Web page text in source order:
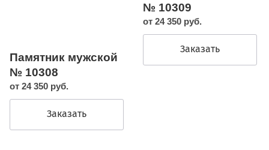
Памятник мужской
№ 10308
от 24 350 руб.
Заказать
№ 10309
от 24 350 руб.
Заказать